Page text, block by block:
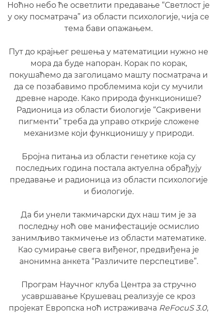
Ноћно небо ће осветлити предавање “Светлост је
у оку посматрача” из области психологије, чија се
тема бави опажањем.
Пут до крајњег решења у математиции нужно не
мора да буде напоран. Корак по корак,
покушаћемо да заголицамо машту посматрача и
да се позабавимо проблемима који су мучили
древне народе. Како природа функционише?
Радионица из области биологије “Сакривени
пигменти” треба да управо открије сложене
механизме који функционишу у природи.
Бројна питања из области генетике која су
последњих година постала актуелна обрађују
предавање и радионица из области психологије
и биологије.
Да би унели такмичарски дух наш тим је за
последњу ноћ ове манифестације осмислио
занимљиво такмичење из области математике.
Као сумирање свега виђеног, предвиђена је
анонимна анкета “Различите перспецтиве”.
Програм Научног клуба Центра за стручно
усавршавање Крушевац реализује се кроз
пројекат Европска ноћ истраживача ReFocuS 3.0,